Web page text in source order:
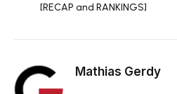
[RECAP and RANKINGS]
Mathias Gerdy